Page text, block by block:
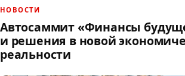
НОВОСТИ
Автосаммит «Финансы
и решения в новой
реальности